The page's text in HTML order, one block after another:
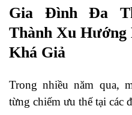
Gia Đình Đa
Thành Xu
Khá Giả
Trong nhiều năm qua,
từng chiếm ưu thế tại các